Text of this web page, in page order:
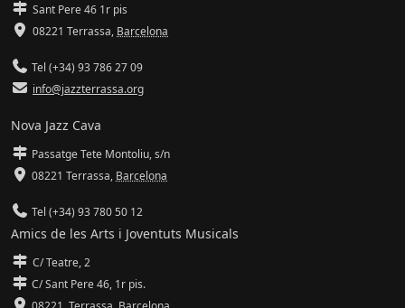
Sant Pere 46 1r pis
08221 Terrassa, Barcelona
Tel (+34) 93 786 27 09
info@jazzterrassa.org
Nova Jazz Cava
Passatge Tete Montoliu, s/n
08221 Terrassa, Barcelona
Tel (+34) 93 780 50 12
Amics de les Arts i Joventuts Musicals
C/ Teatre, 2
C/ Sant Pere 46, 1r pis.